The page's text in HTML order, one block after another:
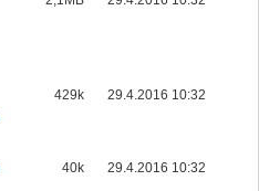
429k 29.4.2016 10:32
40k 29.4.2016 10:32